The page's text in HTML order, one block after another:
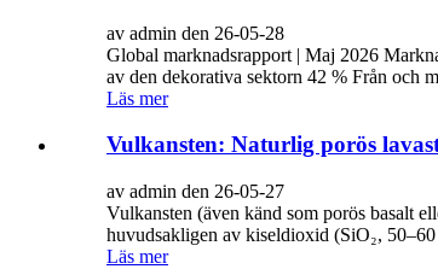
av admin den 26-05-28
Global marknadsrapport | Maj 2026
av den dekorativa sektorn 42 % Från och
Läs mer
Vulkansten: Naturlig porös
av admin den 26-05-27
Vulkansten (även känd som porös basalt
huvudsakligen av kiseldioxid (SiO₂,
Läs mer